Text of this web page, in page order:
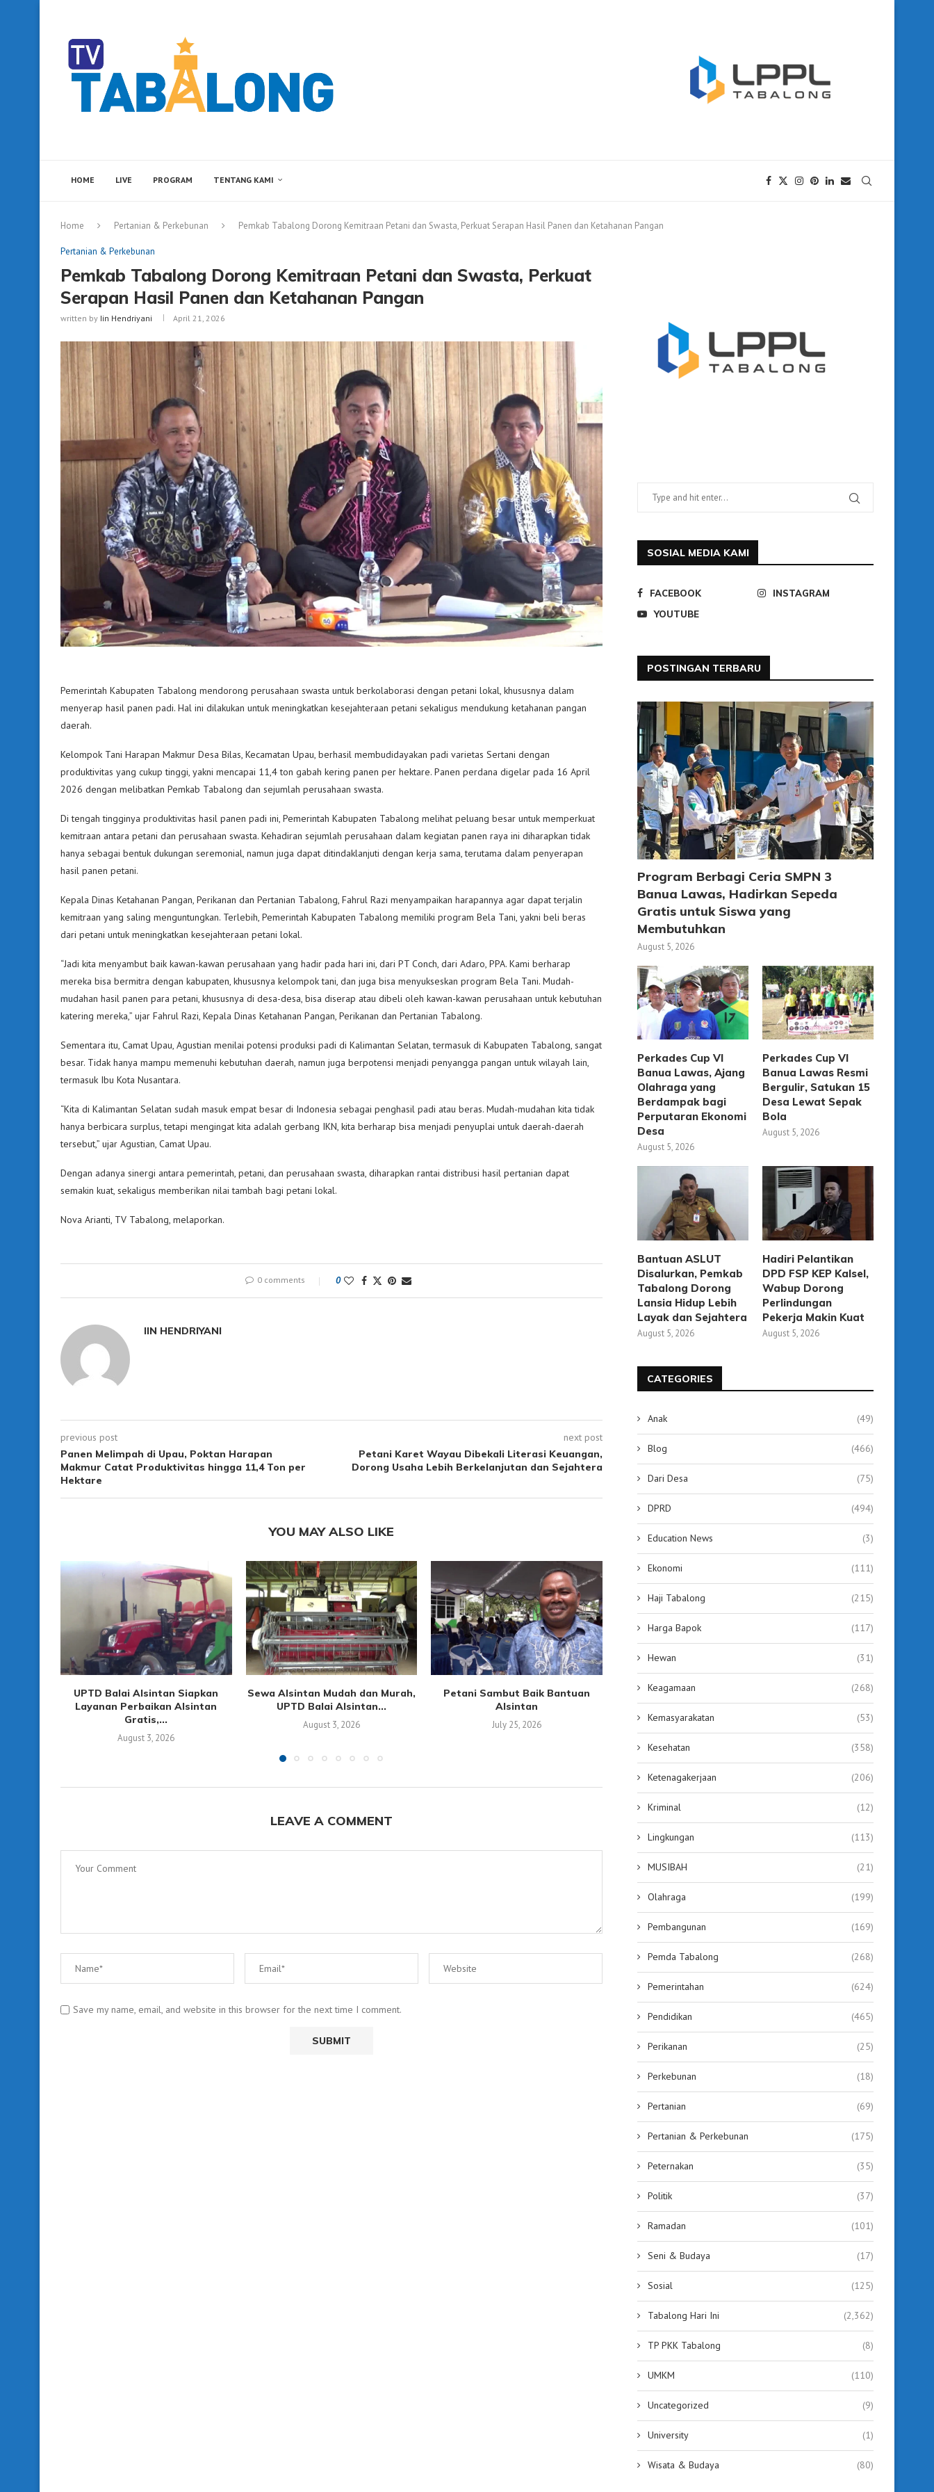
HOME LIVE PROGRAM TENTANG KAMI
Home Pertanian & Perkebunan Pemkab Tabalong Dorong Kemitraan Petani dan Swasta, Perkuat Serapan Hasil Panen dan Ketahanan Pangan
Pertanian & Perkebunan
Pemkab Tabalong Dorong Kemitraan Petani dan Swasta, Perkuat
Serapan Hasil Panen dan Ketahanan Pangan
written by Iin Hendriyani April 21, 2026
Pemerintah Kabupaten Tabalong mendorong perusahaan swasta untuk berkolaborasi dengan petani lokal, khususnya dalam
menyerap hasil panen padi. Hal ini dilakukan untuk meningkatkan kesejahteraan petani sekaligus mendukung ketahanan pangan
daerah.
Kelompok Tani Harapan Makmur Desa Bilas, Kecamatan Upau, berhasil membudidayakan padi varietas Sertani dengan
produktivitas yang cukup tinggi, yakni mencapai 11,4 ton gabah kering panen per hektare. Panen perdana digelar pada 16 April
2026 dengan melibatkan Pemkab Tabalong dan sejumlah perusahaan swasta.
Di tengah tingginya produktivitas hasil panen padi ini, Pemerintah Kabupaten Tabalong melihat peluang besar untuk memperkuat
kemitraan antara petani dan perusahaan swasta. Kehadiran sejumlah perusahaan dalam kegiatan panen raya ini diharapkan tidak
hanya sebagai bentuk dukungan seremonial, namun juga dapat ditindaklanjuti dengan kerja sama, terutama dalam penyerapan
hasil panen petani.
Kepala Dinas Ketahanan Pangan, Perikanan dan Pertanian Tabalong, Fahrul Razi menyampaikan harapannya agar dapat terjalin
kemitraan yang saling menguntungkan. Terlebih, Pemerintah Kabupaten Tabalong memiliki program Bela Tani, yakni beli beras
dari petani untuk meningkatkan kesejahteraan petani lokal.
“Jadi kita menyambut baik kawan-kawan perusahaan yang hadir pada hari ini, dari PT Conch, dari Adaro, PPA. Kami berharap
mereka bisa bermitra dengan kabupaten, khususnya kelompok tani, dan juga bisa menyukseskan program Bela Tani. Mudah-
mudahan hasil panen para petani, khususnya di desa-desa, bisa diserap atau dibeli oleh kawan-kawan perusahaan untuk kebutuhan
katering mereka,” ujar Fahrul Razi, Kepala Dinas Ketahanan Pangan, Perikanan dan Pertanian Tabalong.
Sementara itu, Camat Upau, Agustian menilai potensi produksi padi di Kalimantan Selatan, termasuk di Kabupaten Tabalong, sangat
besar. Tidak hanya mampu memenuhi kebutuhan daerah, namun juga berpotensi menjadi penyangga pangan untuk wilayah lain,
termasuk Ibu Kota Nusantara.
“Kita di Kalimantan Selatan sudah masuk empat besar di Indonesia sebagai penghasil padi atau beras. Mudah-mudahan kita tidak
hanya berbicara surplus, tetapi mengingat kita adalah gerbang IKN, kita berharap bisa menjadi penyuplai untuk daerah-daerah
tersebut,” ujar Agustian, Camat Upau.
Dengan adanya sinergi antara pemerintah, petani, dan perusahaan swasta, diharapkan rantai distribusi hasil pertanian dapat
semakin kuat, sekaligus memberikan nilai tambah bagi petani lokal.
Nova Arianti, TV Tabalong, melaporkan.
0 comments 0
IIN HENDRIYANI
previous post
Panen Melimpah di Upau, Poktan Harapan
Makmur Catat Produktivitas hingga 11,4 Ton per
Hektare
next post
Petani Karet Wayau Dibekali Literasi Keuangan,
Dorong Usaha Lebih Berkelanjutan dan Sejahtera
YOU MAY ALSO LIKE
UPTD Balai Alsintan Siapkan
Layanan Perbaikan Alsintan
Gratis,...
August 3, 2026
Sewa Alsintan Mudah dan Murah,
UPTD Balai Alsintan...
August 3, 2026
Petani Sambut Baik Bantuan
Alsintan
July 25, 2026
Haji Fani Tegaskan Komitmen
Majukan Kesejahteraan Petani
July 25, 2026
Dukung Ketahanan
Fani dan Habib
July 25, 2026
LEAVE A COMMENT
Save my name, email, and website in this browser for the next time I comment.
SOSIAL MEDIA KAMI
FACEBOOK
INSTAGRAM
YOUTUBE
POSTINGAN TERBARU
Program Berbagi Ceria SMPN 3
Banua Lawas, Hadirkan Sepeda
Gratis untuk Siswa yang
Membutuhkan
August 5, 2026
Perkades Cup VI
Banua Lawas, Ajang
Olahraga yang
Berdampak bagi
Perputaran Ekonomi
Desa
August 5, 2026
Perkades Cup VI
Banua Lawas Resmi
Bergulir, Satukan 15
Desa Lewat Sepak
Bola
August 5, 2026
Bantuan ASLUT
Disalurkan, Pemkab
Tabalong Dorong
Lansia Hidup Lebih
Layak dan Sejahtera
August 5, 2026
Hadiri Pelantikan
DPD FSP KEP Kalsel,
Wabup Dorong
Perlindungan
Pekerja Makin Kuat
August 5, 2026
CATEGORIES
Anak (49)
Blog (466)
Dari Desa (75)
DPRD (494)
Education News (3)
Ekonomi (111)
Haji Tabalong (215)
Harga Bapok (117)
Hewan (31)
Keagamaan (268)
Kemasyarakatan (53)
Kesehatan (358)
Ketenagakerjaan (206)
Kriminal (12)
Lingkungan (113)
MUSIBAH (21)
Olahraga (199)
Pembangunan (169)
Pemda Tabalong (268)
Pemerintahan (624)
Pendidikan (465)
Perikanan (25)
Perkebunan (18)
Pertanian (69)
Pertanian & Perkebunan (175)
Peternakan (35)
Politik (37)
Ramadan (101)
Seni & Budaya (17)
Sosial (125)
Tabalong Hari Ini (2,362)
TP PKK Tabalong (8)
UMKM (110)
Uncategorized (9)
University (1)
Wisata & Budaya (80)